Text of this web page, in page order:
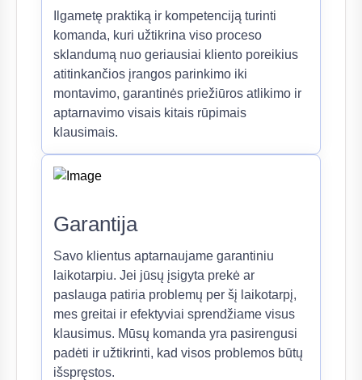
Ilgametę praktiką ir kompetenciją turinti
komanda, kuri užtikrina viso proceso
sklandumą nuo geriausiai kliento poreikius
atitinkančios įrangos parinkimo iki
montavimo, garantinės priežiūros atlikimo ir
aptarnavimo visais kitais rūpimais
klausimais.
Garantija
Savo klientus aptarnaujame garantiniu
laikotarpiu. Jei jūsų įsigyta prekė ar
paslauga patiria problemų per šį laikotarpį,
mes greitai ir efektyviai sprendžiame visus
klausimus. Mūsų komanda yra pasirengusi
padėti ir užtikrinti, kad visos problemos būtų
išspręstos.